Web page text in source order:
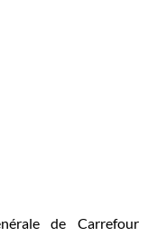
de Carrefour